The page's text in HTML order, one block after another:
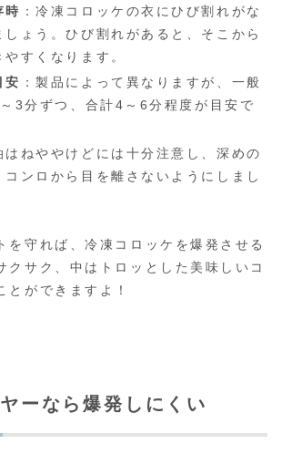
時 ：冷凍コロッケの衣にひび割れがな
しょう。ひび割れがあると、そこから
すくなります。
安 ：製品によって異なりますが、一般
3分ずつ、合計4～6分程度が目安で
はねややけどには十分注意し、深めの
コンロから目を離さないようにしまし
を守れば、冷凍コロッケを爆発させる
クサク、中はトロッとした美味しいコ
とができますよ！
ーなら爆発しにくい